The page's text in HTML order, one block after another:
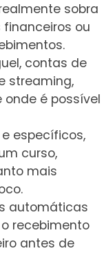
sobra
ou
contas de
streaming,
é possível
específicos,
curso,
mais
automáticas
recebimento
antes de